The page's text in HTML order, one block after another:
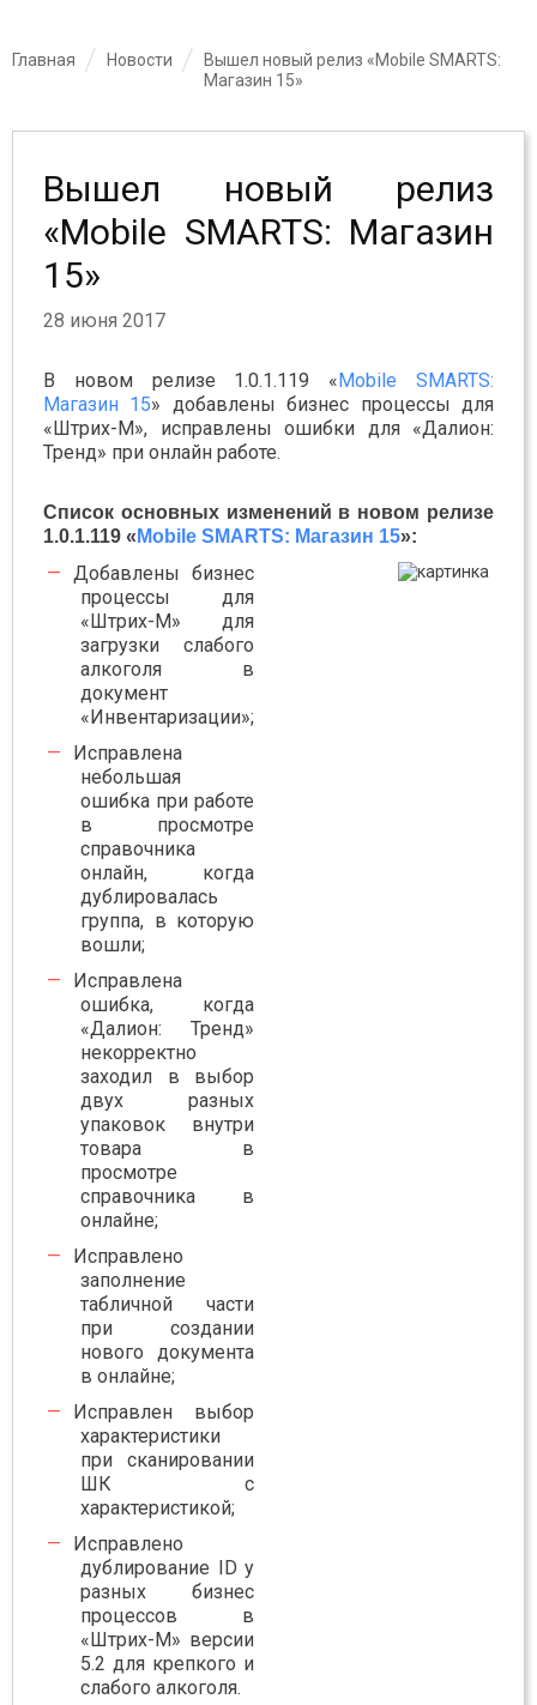
Главная Новости
Вышел новый релиз «Mobile SMARTS:
Магазин 15»
Вышел новый релиз
«Mobile SMARTS: Магазин
15»
28 июня 2017
В новом релизе 1.0.1.119 «Mobile SMARTS:
Магазин 15» добавлены бизнес процессы для
«Штрих-М», исправлены ошибки для «Далион:
Тренд» при онлайн работе.
Список основных изменений в новом релизе
1.0.1.119 « Mobile SMARTS: Магазин 15»:
Добавлены бизнес
процессы для
«Штрих-М» для
загрузки слабого
алкоголя в
документ
«Инвентаризации»;
Исправлена
небольшая
ошибка при работе
в просмотре
справочника
онлайн, когда
дублировалась
группа, в которую
вошли;
Исправлена
ошибка, когда
«Далион: Тренд»
некорректно
заходил в выбор
двух разных
упаковок внутри
товара в
просмотре
справочника в
онлайне;
Исправлено
заполнение
табличной части
при создании
нового документа
в онлайне;
Исправлен выбор
характеристики
при сканировании
ШК с
характеристикой;
Исправлено
дублирование ID у
разных бизнес
процессов в
«Штрих-М» версии
5.2 для крепкого и
слабого алкоголя.